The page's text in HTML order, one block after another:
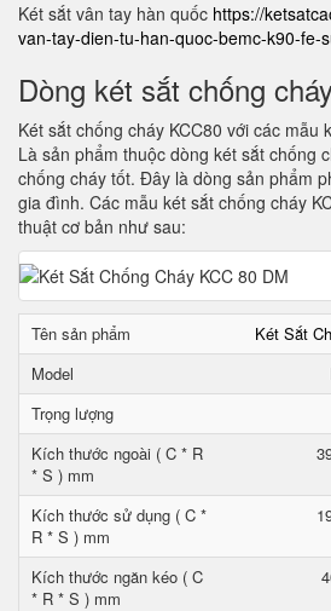
Két sắt vân tay hàn quốc https://
van-tay-dien-tu-han-quoc-bemc-k90-fe-
Dòng két sắt chống
Két sắt chống cháy KCC80 với các mẫu
Là sản phẩm thuộc dòng két sắt chống
chống cháy tốt. Đây là dòng sản phẩm
gia đình. Các mẫu két sắt chống cháy
thuật cơ bản như sau:
Tên sản phẩm
Két Sắt
Model
Trọng lượng
Kích thước ngoài ( C * R
* S ) mm
Kích thước sử dụng ( C *
R * S ) mm
Kích thước ngăn kéo ( C
* R * S ) mm